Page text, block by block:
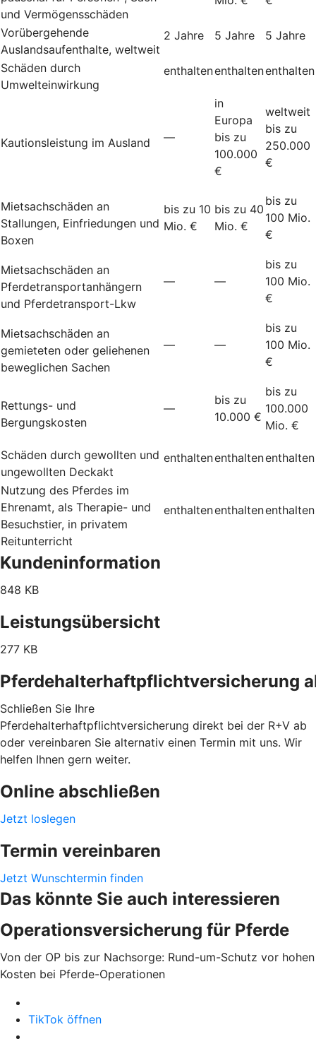
und Vermögensschäden
Vorübergehende
Auslandsaufenthalte, weltweit
2 Jahre 5 Jahre 5 Jahre
Schäden durch
Umwelteinwirkung
enthaltenenthaltenenthalten
Kautionsleistung im Ausland —
in
Europa
bis zu
100.000
€
weltweit
bis zu
250.000
€
Mietsachschäden an
Stallungen, Einfriedungen und
Boxen
bis zu 10
Mio. €
bis zu 40
Mio. €
bis zu
100 Mio.
€
Mietsachschäden an
Pferdetransportanhängern
und Pferdetransport-Lkw
— —
bis zu
100 Mio.
€
Mietsachschäden an
gemieteten oder geliehenen
beweglichen Sachen
— —
bis zu
100 Mio.
€
Rettungs- und
Bergungskosten
—
bis zu
10.000 €
bis zu
100.000
Mio. €
Schäden durch gewollten und
ungewollten Deckakt
enthaltenenthaltenenthalten
Nutzung des Pferdes im
Ehrenamt, als Therapie- und
Besuchstier, in privatem
Reitunterricht
enthaltenenthaltenenthalten
Kundeninformation
848 KB
Leistungsübersicht
277 KB
Pferdehalterhaftpflichtversicherung
Schließen Sie Ihre
Pferdehalterhaftpflichtversicherung direkt bei der R+V ab
oder vereinbaren Sie alternativ einen Termin mit uns. Wir
helfen Ihnen gern weiter.
Online abschließen
Jetzt loslegen
Termin vereinbaren
Jetzt Wunschtermin finden
Das könnte Sie auch interessieren
Operationsversicherung für Pferde
Von der OP bis zur Nachsorge: Rund-um-Schutz vor hohen
Kosten bei Pferde-Operationen
TikTok öffnen